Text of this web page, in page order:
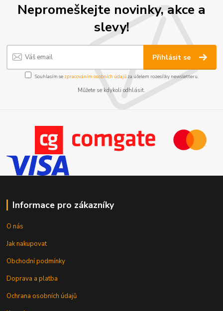
Nepromeškejte novinky, akce a
slevy!
Přihlásit se
Souhlasím se zpracováním osobních údajůza účelem rozesílky newsletteru.
Můžete se kdykoli odhlásit.
Informace pro zákazníky
O nás
Jak nakupovat
Obchodní podmínky
Doprava a platba
Ochrana osobních údajů